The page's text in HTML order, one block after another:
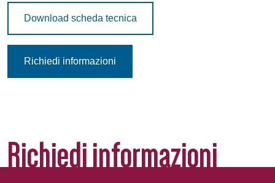
Download scheda tecnica
Richiedi informazioni
Richiedi informazioni